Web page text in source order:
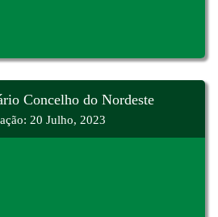
Concelho do Nordeste
20 Julho, 2023